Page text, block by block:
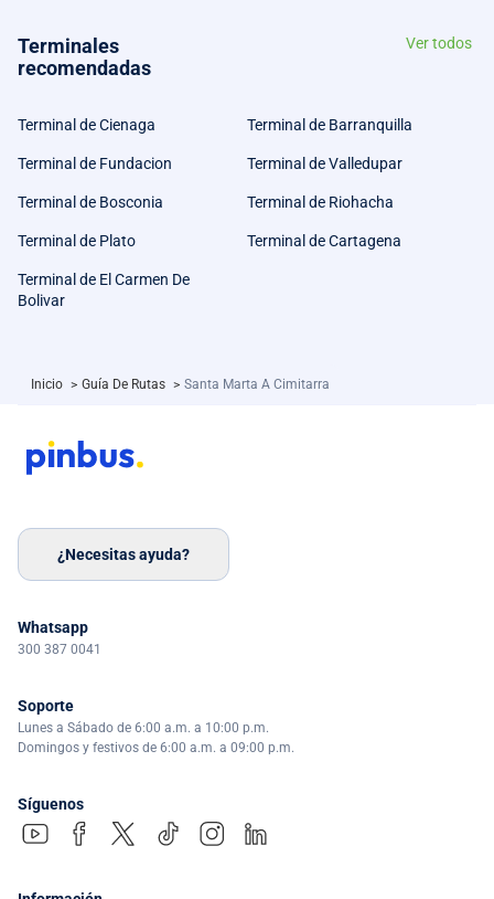
Terminales
recomendadas
Ver todos
Terminal de Cienaga Terminal de Barranquilla
Terminal de Fundacion Terminal de Valledupar
Terminal de Bosconia Terminal de Riohacha
Terminal de Plato Terminal de Cartagena
Terminal de El Carmen De
Bolivar
Inicio > Guía De Rutas > Santa Marta A Cimitarra
¿Necesitas ayuda?
Whatsapp
300 387 0041
Soporte
Lunes a Sábado de 6:00 a.m. a 10:00 p.m.
Domingos y festivos de 6:00 a.m. a 09:00 p.m.
Síguenos